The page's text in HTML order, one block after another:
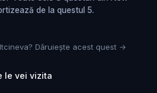
de la questul 5.
Dăruiește acest quest →
le vei vizita